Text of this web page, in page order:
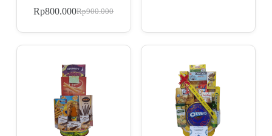
Rp900.000
Rp800.000